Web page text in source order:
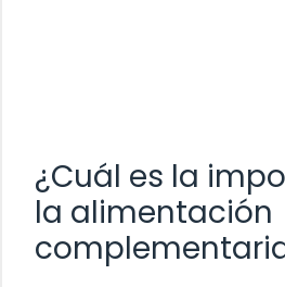
¿Cuál es la
la alimentación